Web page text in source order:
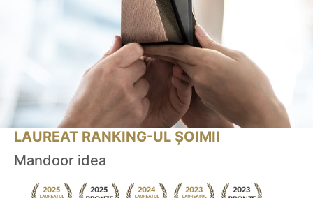
LAUREAT RANKING-UL ȘOIMII
Mandoor idea